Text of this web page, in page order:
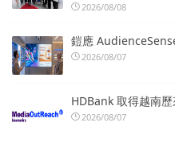
2026/08/08
鎧應
2026/08/07
HDBank 取得越南
2026/08/07